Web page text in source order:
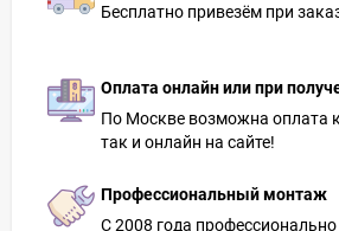
Бесплатно привезём при
Оплата онлайн или при
По Москве возможна оплата
так и онлайн на сайте!
Профессиональный монтаж
С 2008 года